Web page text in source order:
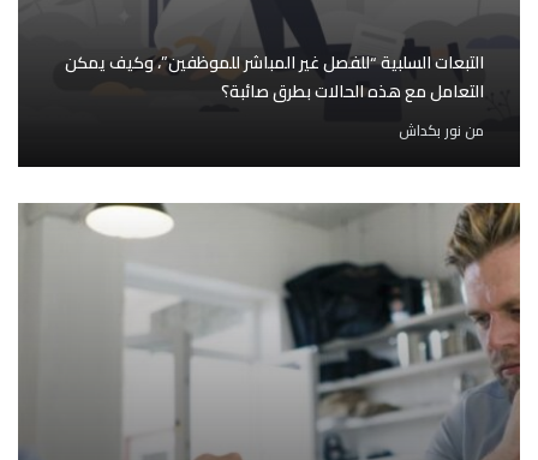
التبعات السلبية “للفصل غير المباشر للموظفين”، وكيف يمكن
التعامل مع هذه الحالات بطرق صائبة؟
من نور بكداش